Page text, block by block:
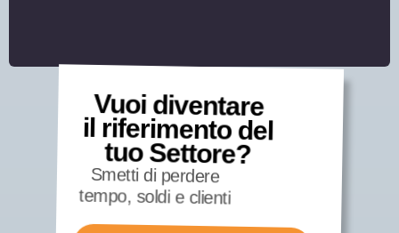
Vuoi diventare
il riferimento del
tuo Settore?
Smetti di perdere
tempo, soldi e clienti